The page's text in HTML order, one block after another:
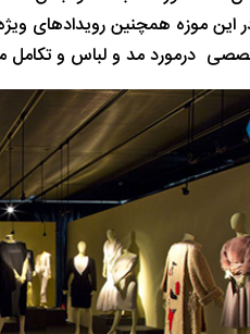
این موزه همچنین رویدادهای
درمورد مد و لباس و تکامل مد